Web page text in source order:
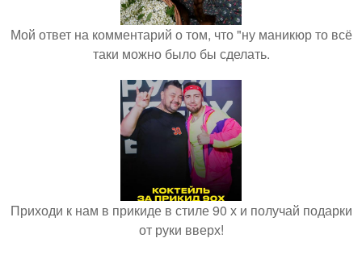
Мой ответ на комментарий о том, что "ну маникюр то всё
таки можно было бы сделать.
Приходи к нам в прикиде в стиле 90 х и получай подарки
от руки вверх!